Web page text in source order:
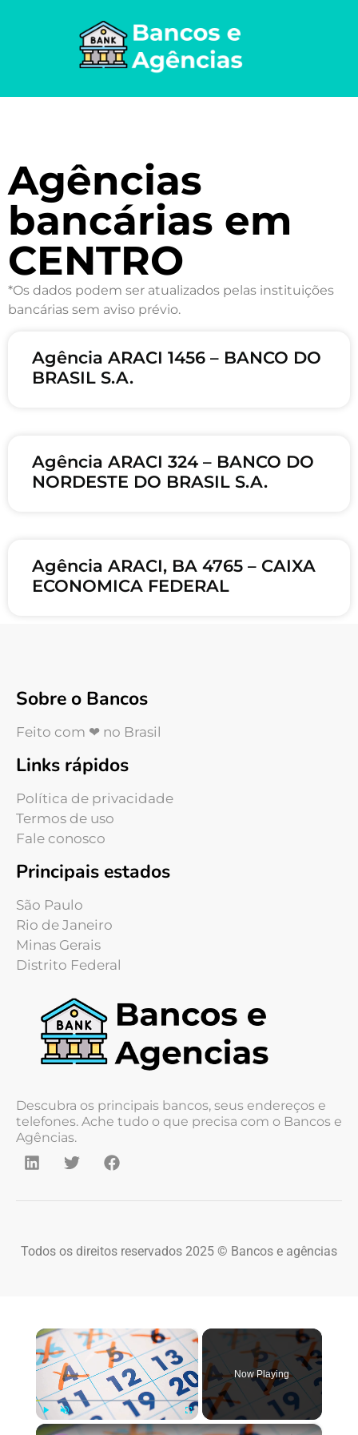
Agências
bancárias em
CENTRO
*Os dados podem ser atualizados pelas instituições
bancárias sem aviso prévio.
Agência ARACI 1456 – BANCO DO
BRASIL S.A.
Agência ARACI 324 – BANCO DO
NORDESTE DO BRASIL S.A.
Agência ARACI, BA 4765 – CAIXA
ECONOMICA FEDERAL
Sobre o Bancos
Feito com ❤ no Brasil
Links rápidos
Política de privacidade
Termos de uso
Fale conosco
Principais estados
São Paulo
Rio de Janeiro
Minas Gerais
Distrito Federal
Descubra os principais bancos, seus endereços e
telefones. Ache tudo o que precisa com o Bancos e
Agências.
Todos os direitos reservados 2025 © Bancos e agências
×
Play Unmute Fullscreen
Now Playing
×